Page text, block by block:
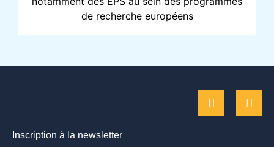
de recherche européens
Inscription à la newsletter